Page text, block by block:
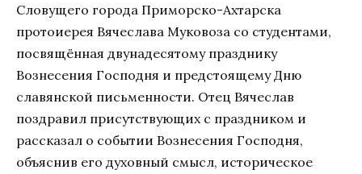
Словущего города Приморско-Ахтарска
протоиерея Вячеслава Муковоза со студентами,
посвящённая двунадесятому празднику
Вознесения Господня и предстоящему Дню
славянской письменности. Отец Вячеслав
поздравил присутствующих с праздником и
рассказал о событии Вознесения Господня,
объяснив его духовный смысл, историческое